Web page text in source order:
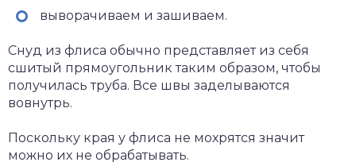
выворачиваем и зашиваем.
Снуд из флиса обычно представляет из себя
сшитый прямоугольник таким образом, чтобы
получилась труба. Все швы заделываются
вовнутрь.
Поскольку края у флиса не мохрятся значит
можно их не обрабатывать.